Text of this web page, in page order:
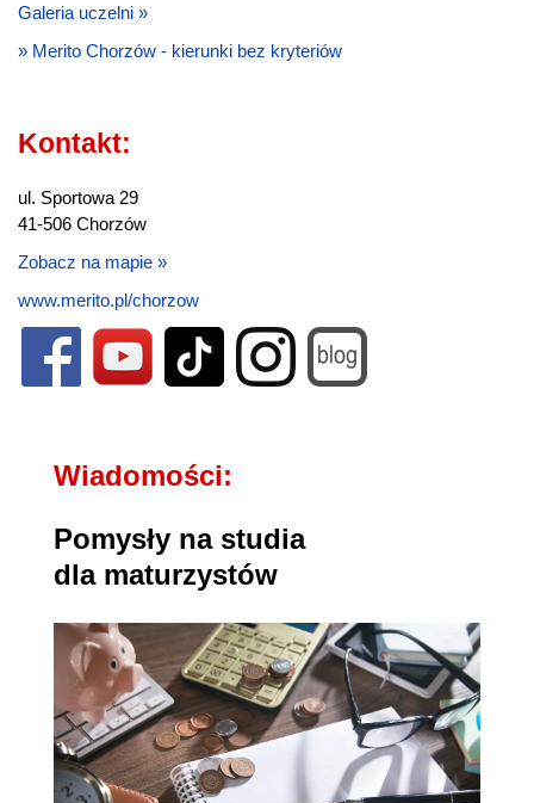
Galeria uczelni »
» Merito Chorzów - kierunki bez kryteriów
Kontakt:
ul. Sportowa 29
41-506 Chorzów
Zobacz na mapie »
www.merito.pl/chorzow
Wiadomości:
Pomysły na studia
dla maturzystów